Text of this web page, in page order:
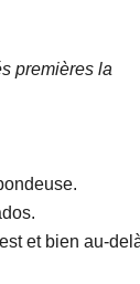
premières la
et bien au-